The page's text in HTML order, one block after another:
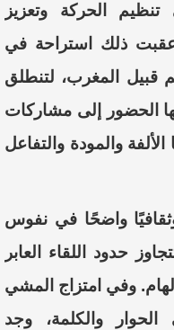
الحركة وتعزيز
ذلك استراحة في
قبيل المغرب، لتنطلق
الحضور إلى مشاركات
والمودة والتفاعل
وثقافيًا واضحًا في نفوس
حدود اللقاء العابر
وفي امتزاج المشي
الحوار والكلمة، وجد